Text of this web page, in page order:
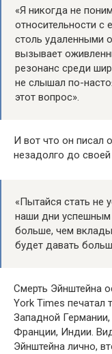
«Я никогда не
относительности с
столь удаленными
вызывает
резонанс среди
не слышал по-
этот вопрос».
И вот что он писал
незадолго до
«Пытайся стать не
наши дни успешным
больше, чем
будет давать
Смерть Эйнштейна
York Times
Западной
Франции, Индии.
Эйнштейна лично,